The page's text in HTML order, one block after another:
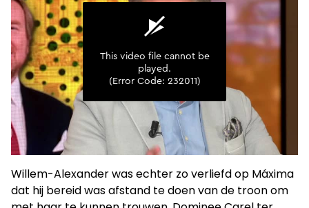
Willem-Alexander was echter zo verliefd op Máxima
dat hij bereid was afstand te doen van de troon om